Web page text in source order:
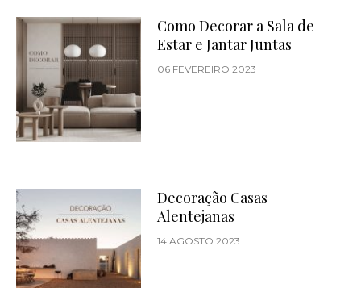
Como Decorar a Sala de
Estar e Jantar Juntas
06 FEVEREIRO 2023
Decoração Casas
Alentejanas
14 AGOSTO 2023